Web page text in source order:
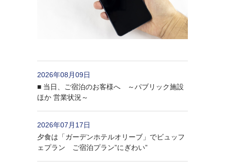
2026年08月09日
■ 当日、ご宿泊のお客様へ ～パブリック施設
ほか 営業状況～
2026年07月17日
夕食は「ガーデンホテルオリーブ」でビュッフ
ェプラン ご宿泊プラン”にぎわい”